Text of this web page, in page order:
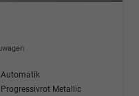
Automatik
Progressivrot Metallic